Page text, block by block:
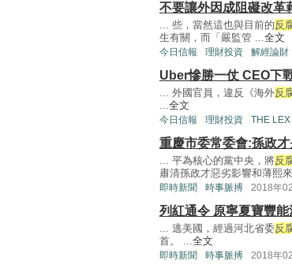
不要讓外因成阻礙改革
... 些，當然這也與目前的反
生有關，而「嚴監管 ...全文
今日信報 理財投資 解經論財
Uber慘勝一仗 CEO下
... 外國官員，違反《海外反
...全文
今日信報 理財投資 THE
重慶市委常委會:孫政
... 平為核心的黨中央，將反
肅清孫政才惡劣影響和薄熙
即時新聞 時事脈搏 2018年
列紅通令 原寧夏寶豐
... 逃美國，經過河北省委反
首。 ...全文
即時新聞 時事脈搏 2018年